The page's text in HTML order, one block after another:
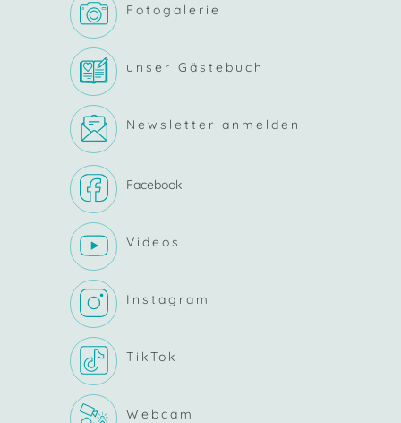
Fotogalerie
unser Gästebuch
Newsletter anmelden
Facebook
Videos
Instagram
TikTok
Webcam